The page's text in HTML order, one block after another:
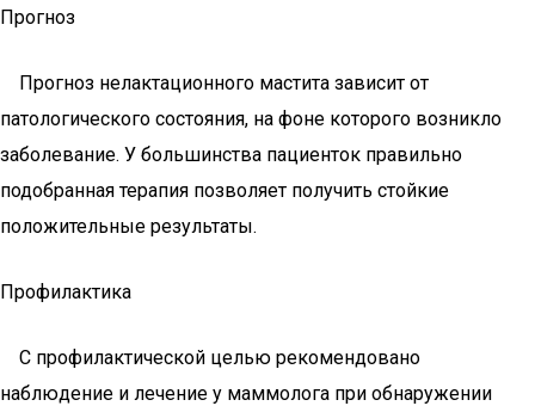
Прогноз
Прогноз нелактационного мастита зависит от
патологического состояния, на фоне которого возникло
заболевание. У большинства пациенток правильно
подобранная терапия позволяет получить стойкие
положительные результаты.
Профилактика
С профилактической целью рекомендовано
наблюдение и лечение у маммолога при обнаружении